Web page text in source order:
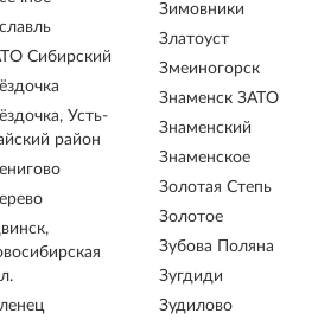
Сибирский
Усть-
район
Зимовники
Златоуст
Змеиногорск
Знаменск ЗАТО
Знаменский
Знаменское
Золотая Степь
Золотое
Зубова Поляна
Зугдиди
Зудилово